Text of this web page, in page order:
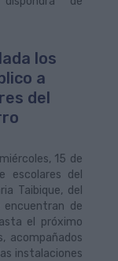
los
a
del
15 de
escolares del
Taibique, del
encuentran de
el próximo
acompañados
instalaciones